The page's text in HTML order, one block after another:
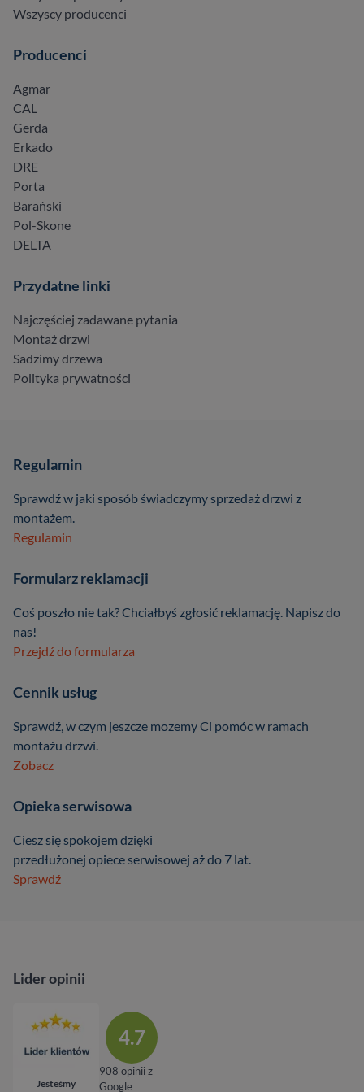
Wszyscy producenci
Producenci
Agmar
CAL
Gerda
Erkado
DRE
Porta
Barański
Pol-Skone
DELTA
Przydatne linki
Najczęściej zadawane pytania
Montaż drzwi
Sadzimy drzewa
Polityka prywatności
Regulamin
Sprawdź w jaki sposób świadczymy sprzedaż drzwi z
montażem.
Regulamin
Formularz reklamacji
Coś poszło nie tak? Chciałbyś zgłosić reklamację. Napisz do
nas!
Przejdź do formularza
Cennik usług
Sprawdź, w czym jeszcze mozemy Ci pomóc w ramach
montażu drzwi.
Zobacz
Opieka serwisowa
Ciesz się spokojem dzięki
przedłużonej opiece serwisowej aż do 7 lat.
Sprawdź
Lider opinii
Jesteśmy
4.7
908 opinii z
Google